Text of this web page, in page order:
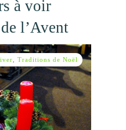
à voir
l’Avent
Traditions de Noël